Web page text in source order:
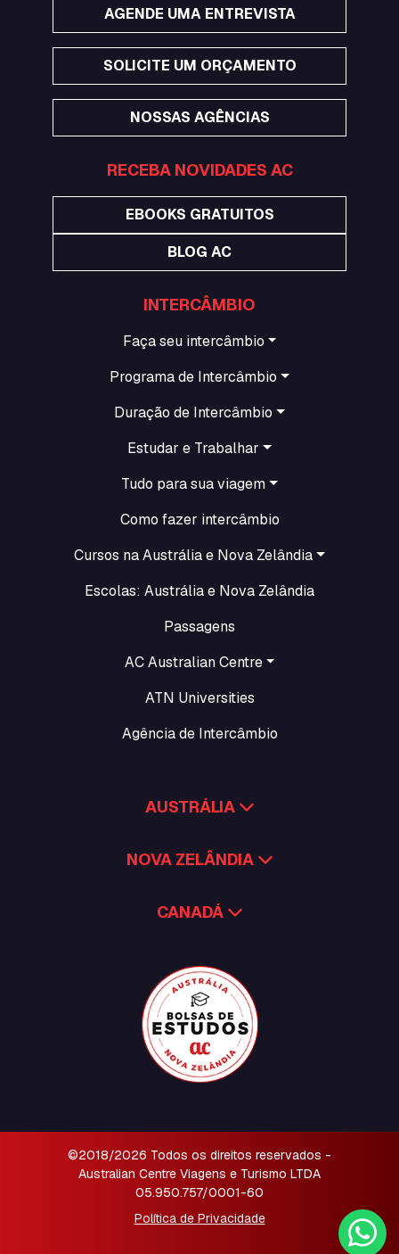
AGENDE UMA ENTREVISTA
SOLICITE UM ORÇAMENTO
NOSSAS AGÊNCIAS
RECEBA NOVIDADES AC
EBOOKS GRATUITOS
BLOG AC
INTERCÂMBIO
Faça seu intercâmbio
Programa de Intercâmbio
Duração de Intercâmbio
Estudar e Trabalhar
Tudo para sua viagem
Como fazer intercâmbio
Cursos na Austrália e Nova Zelândia
Escolas: Austrália e Nova Zelândia
Passagens
AC Australian Centre
ATN Universities
Agência de Intercâmbio
AUSTRÁLIA
NOVA ZELÂNDIA
CANADÁ
©2018/2026 Todos os direitos reservados -
Australian Centre Viagens e Turismo LTDA
05.950.757/0001-60
Política de Privacidade